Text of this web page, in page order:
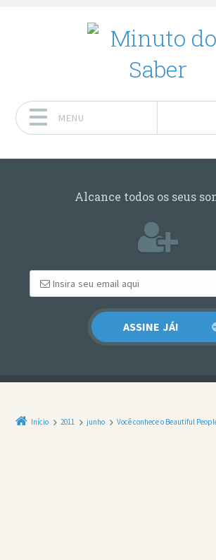
MENU
Alcance todos os seus
Início 2011 junho Você conhece o Beautiful